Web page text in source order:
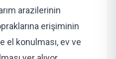
arazilerinin
erişiminin
el konulması, ev ve